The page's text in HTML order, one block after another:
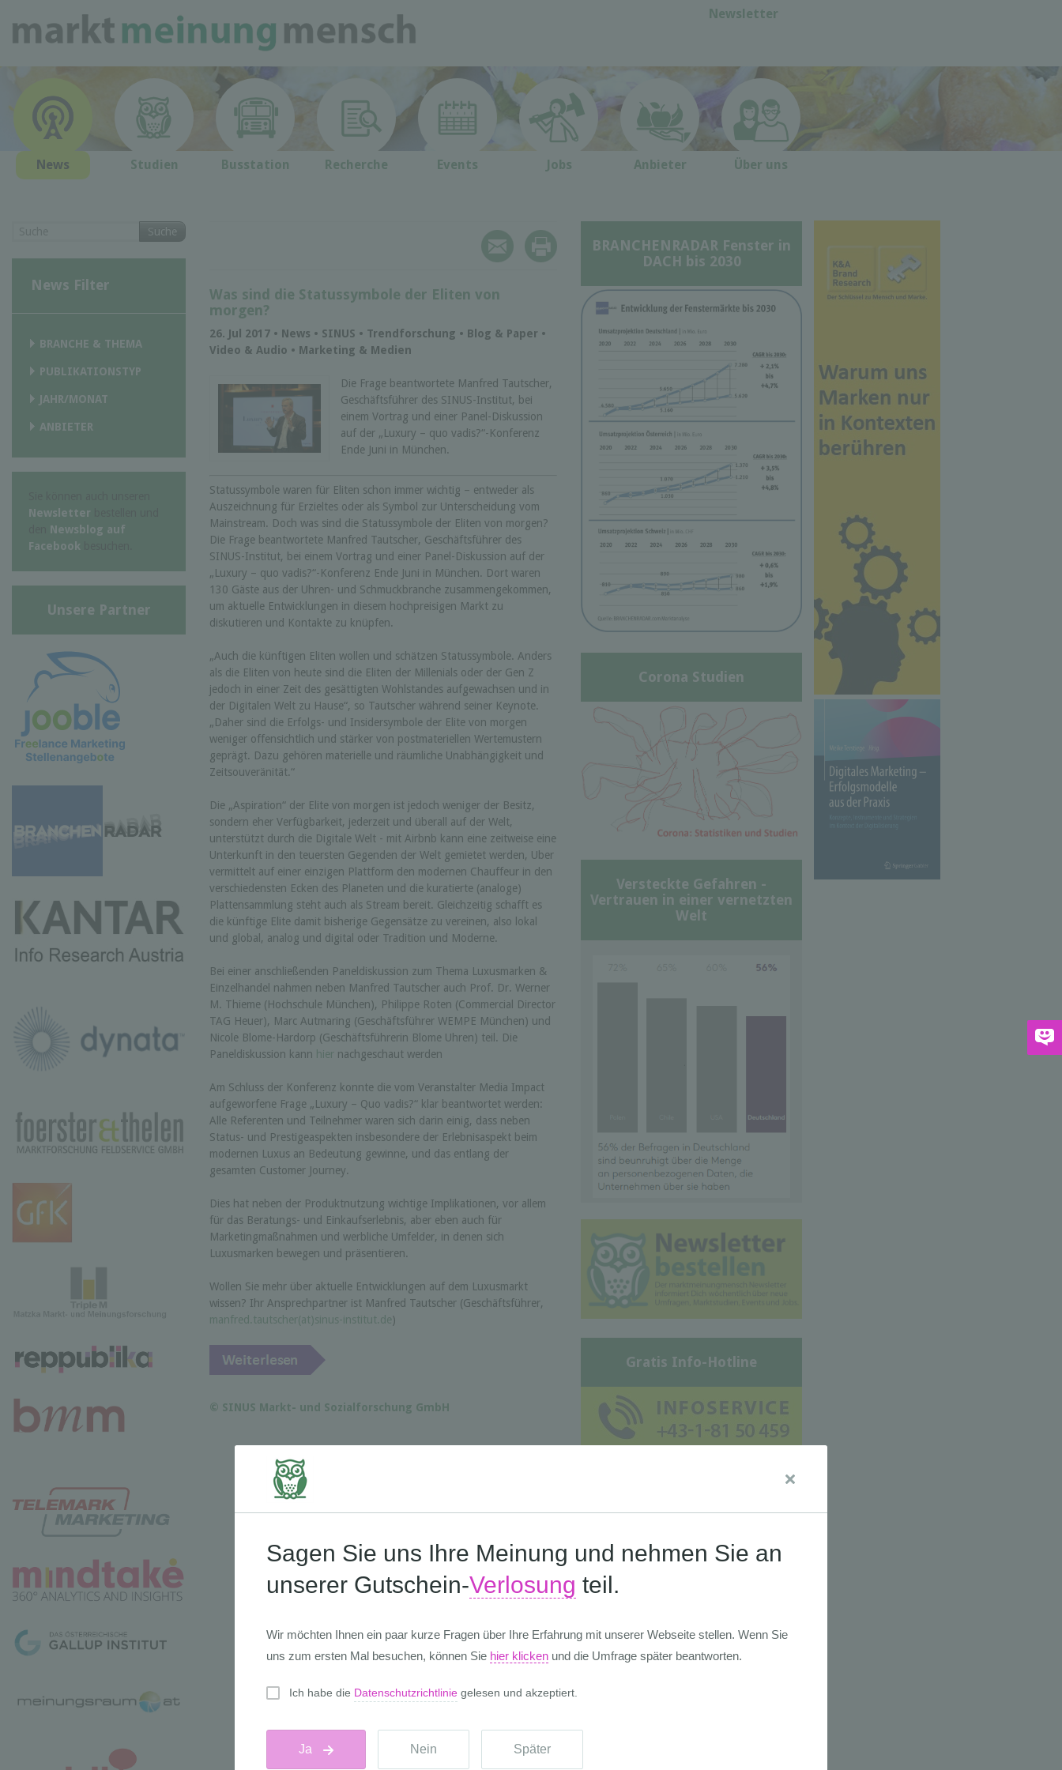
Newsletter
News Studien Busstation Recherche Events Jobs Anbieter Über uns
Was sind die Statussymbole der Eliten von
morgen?
26. Jul 2017 • News • SINUS • Trendforschung • Blog & Paper •
Video & Audio • Marketing & Medien
Die Frage beantwortete Manfred Tautscher,
Geschäftsführer des SINUS-Institut, bei
einem Vortrag und einer Panel-Diskussion
auf der „Luxury – quo vadis?“-Konferenz
Ende Juni in München.
Statussymbole waren für Eliten schon immer wichtig – entweder als
Auszeichnung für Erzieltes oder als Symbol zur Unterscheidung vom
Mainstream. Doch was sind die Statussymbole der Eliten von morgen?
Die Frage beantwortete Manfred Tautscher, Geschäftsführer des
SINUS-Institut, bei einem Vortrag und einer Panel-Diskussion auf der
„Luxury – quo vadis?“-Konferenz Ende Juni in München. Dort waren
130 Gäste aus der Uhren- und Schmuckbranche zusammengekommen,
um aktuelle Entwicklungen in diesem hochpreisigen Markt zu
diskutieren und Kontakte zu knüpfen.
„Auch die künftigen Eliten wollen und schätzen Statussymbole. Anders
als die Eliten von heute sind die Eliten der Millenials oder der Gen Z
jedoch in einer Zeit des gesättigten Wohlstandes aufgewachsen und in
der Digitalen Welt zu Hause“, so Tautscher während seiner Keynote.
„Daher sind die Erfolgs- und Insidersymbole der Elite von morgen
weniger offensichtlich und stärker von postmateriellen Wertemustern
geprägt. Dazu gehören materielle und räumliche Unabhängigkeit und
Zeitsouveränität.“
Die „Aspiration“ der Elite von morgen ist jedoch weniger der Besitz,
sondern eher Verfügbarkeit, jederzeit und überall auf der Welt,
unterstützt durch die Digitale Welt - mit Airbnb kann eine zeitweise eine
Unterkunft in den teuersten Gegenden der Welt gemietet werden, Uber
vermittelt auf einer einzigen Plattform den modernen Chauffeur in den
verschiedensten Ecken des Planeten und die kuratierte (analoge)
Plattensammlung steht auch als Stream bereit. Gleichzeitig schafft es
die künftige Elite damit bisherige Gegensätze zu vereinen, also lokal
und global, analog und digital oder Tradition und Moderne.
Bei einer anschließenden Paneldiskussion zum Thema Luxusmarken &
Einzelhandel nahmen neben Manfred Tautscher auch Prof. Dr. Werner
M. Thieme (Hochschule München), Philippe Roten (Commercial Director
TAG Heuer), Marc Autmaring (Geschäftsführer WEMPE München) und
Nicole Blome-Hardorp (Geschäftsführerin Blome Uhren) teil. Die
Paneldiskussion kann hier nachgeschaut werden
Am Schluss der Konferenz konnte die vom Veranstalter Media Impact
aufgeworfene Frage „Luxury – Quo vadis?“ klar beantwortet werden:
Alle Referenten und Teilnehmer waren sich darin einig, dass neben
Status- und Prestigeaspekten insbesondere der Erlebnisaspekt beim
modernen Luxus an Bedeutung gewinne, und das entlang der
gesamten Customer Journey.
Dies hat neben der Produktnutzung wichtige Implikationen, vor allem
für das Beratungs- und Einkaufserlebnis, aber eben auch für
Marketingmaßnahmen und werbliche Umfelder, in denen sich
Luxusmarken bewegen und präsentieren.
Wollen Sie mehr über aktuelle Entwicklungen auf dem Luxusmarkt
wissen? Ihr Ansprechpartner ist Manfred Tautscher (Geschäftsführer,
manfred.tautscher(at)sinus-institut.de)
© SINUS Markt- und Sozialforschung GmbH
Suche
News Filter
BRANCHE & THEMA
PUBLIKATIONSTYP
JAHR/MONAT
ANBIETER
Newsletter
Newsblog auf
Facebook
Unsere Partner
BRANCHENRADAR Fenster in
DACH bis 2030
Corona Studien
Versteckte Gefahren -
Vertrauen in einer vernetzten
Welt
Gratis Info-Hotline